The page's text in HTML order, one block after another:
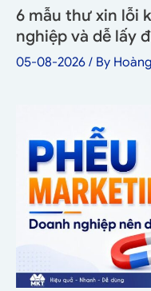
6 mẫu thư xin lỗi
nghiệp và dễ lấy
05-08-2026 / By